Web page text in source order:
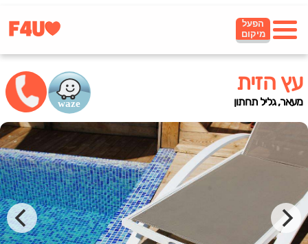
הפעל
מיקום
עץ הזית
מעאר, גליל תחתון